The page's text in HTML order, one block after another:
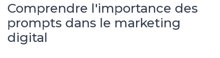
Comprendre l'importance des
prompts dans le marketing
digital